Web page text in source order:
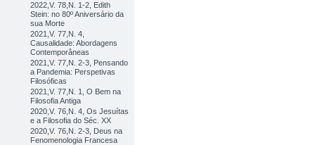
2022,V. 78,N. 1-2, Edith
Stein: no 80º Aniversário da
sua Morte
2021,V. 77,N. 4,
Causalidade: Abordagens
Contemporâneas
2021,V. 77,N. 2-3, Pensando
a Pandemia: Perspetivas
Filosóficas
2021,V. 77,N. 1, O Bem na
Filosofia Antiga
2020,V. 76,N. 4, Os Jesuítas
e a Filosofia do Séc. XX
2020,V. 76,N. 2-3, Deus na
Fenomenologia Francesa